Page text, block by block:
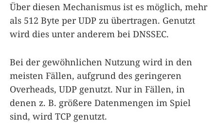
Über diesen Mechanismus ist es möglich, mehr
als 512 Byte per UDP zu übertragen. Genutzt
wird dies unter anderem bei DNSSEC.
Bei der gewöhnlichen Nutzung wird in den
meisten Fällen, aufgrund des geringeren
Overheads, UDP genutzt. Nur in Fällen, in
denen z. B. größere Datenmengen im Spiel
sind, wird TCP genutzt.